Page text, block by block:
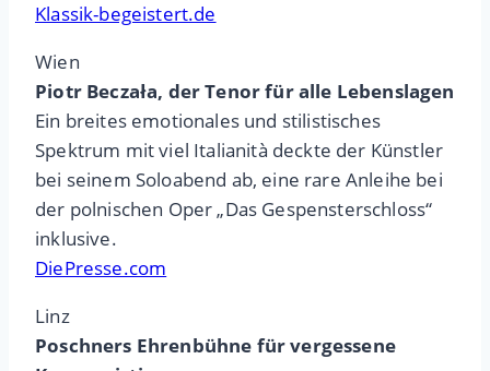
Klassik-begeistert.de
Wien
Piotr Beczała, der Tenor für alle Lebenslagen
Ein breites emotionales und stilistisches
Spektrum mit viel Italianità deckte der Künstler
bei seinem Soloabend ab, eine rare Anleihe bei
der polnischen Oper „Das Gespensterschloss“
inklusive.
DiePresse.com
Linz
Poschners Ehrenbühne für vergessene